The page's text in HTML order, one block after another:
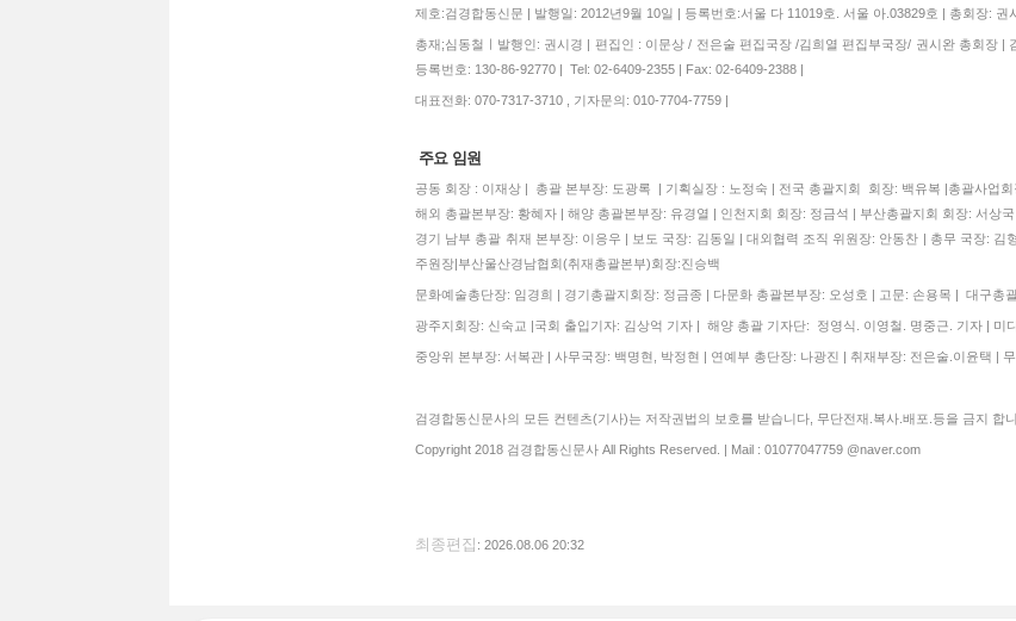
제호:검경합동신문 | 발행일: 2012년9월 10일 | 등록번호:서울 다 11019호. 서울 아.03829호 | 총회장: 권
총재;심동철ㅣ발행인: 권시경 | 편집인 : 이문상 / 전은술 편집국장 /김희열 편집부국장/ 권시완 총회장
등록번호: 130-86-92770 | Tel: 02-6409-2355 | Fax: 02-6409-2388 |
대표전화: 070-7317-3710 , 기자문의: 010-7704-7759 |
주요 임원
공동 회장 : 이재상 | 총괄 본부장: 도광록 | 기획실장 : 노정숙 | 전국 총괄지회 회장: 백유복 |총괄사업회
해외 총괄본부장: 황혜자 | 해양 총괄본부장: 유경열 | 인천지회 회장: 정금석 | 부산총괄지회 회장: 서상국
경기 남부 총괄 취재 본부장: 이응우 | 보도 국장: 김동일 | 대외협력 조직 위원장: 안동찬 | 총무 국장:
주원장|부산울산경남협회(취재총괄본부)회장:진승백
문화예술총단장: 임경희 | 경기총괄지회장: 정금종 | 다문화 총괄본부장: 오성호 | 고문: 손용목 | 대구총
광주지회장: 신숙교 |국회 출입기자: 김상억 기자 | 해양 총괄 기자단: 정영식. 이영철. 명중근. 기자 | 미
중앙위 본부장: 서복관 | 사무국장: 백명현, 박정현 | 연예부 총단장: 나광진 | 취재부장: 전은술.이윤택 |
검경합동신문사의 모든 컨텐츠(기사)는 저작권법의 보호를 받습니다, 무단전재.복사.배포.등을 금지 합
Copyright 2018 검경합동신문사 All Rights Reserved. | Mail : 01077047759 @naver.com
최종편집 : 2026.08.06 20:32